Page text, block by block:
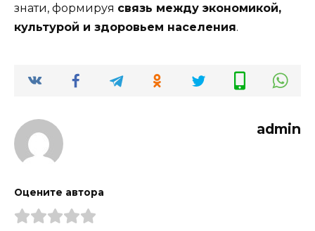
знати, формируя связь между экономикой,
культурой и здоровьем населения.
admin
Оцените автора